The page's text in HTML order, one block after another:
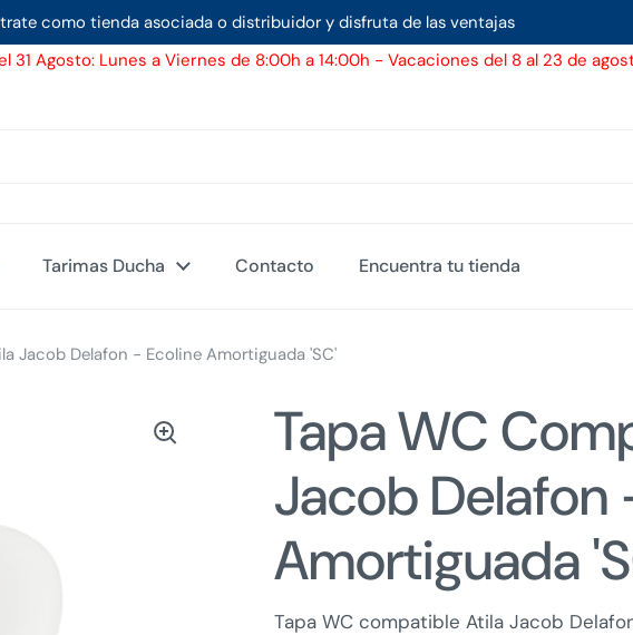
como tienda asociada o distribuidor y disfruta de las ventajas
31 Agosto: Lunes a Viernes de 8:00h a 14:00h - Vacaciones del 8 al 23 de
Tarimas Ducha Contacto Encuentra tu tienda
Jacob Delafon - Ecoline Amortiguada 'SC'
Tapa WC
Jacob Delafon
Amortiguada
Tapa WC compatible Atila Jacob